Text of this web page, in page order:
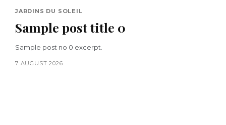
JARDINS DU SOLEIL
Sample post title 0
Sample post no 0 excerpt.
7 AUGUST 2026